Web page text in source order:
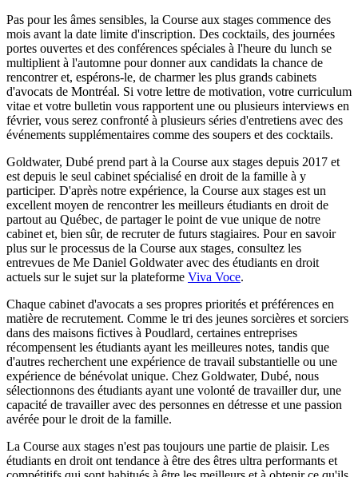
Pas pour les âmes sensibles, la Course aux stages commence des
mois avant la date limite d'inscription. Des cocktails, des journées
portes ouvertes et des conférences spéciales à l'heure du lunch se
multiplient à l'automne pour donner aux candidats la chance de
rencontrer et, espérons-le, de charmer les plus grands cabinets
d'avocats de Montréal. Si votre lettre de motivation, votre curriculum
vitae et votre bulletin vous rapportent une ou plusieurs interviews en
février, vous serez confronté à plusieurs séries d'entretiens avec des
événements supplémentaires comme des soupers et des cocktails.
Goldwater, Dubé prend part à la Course aux stages depuis 2017 et
est depuis le seul cabinet spécialisé en droit de la famille à y
participer. D'après notre expérience, la Course aux stages est un
excellent moyen de rencontrer les meilleurs étudiants en droit de
partout au Québec, de partager le point de vue unique de notre
cabinet et, bien sûr, de recruter de futurs stagiaires. Pour en savoir
plus sur le processus de la Course aux stages, consultez les
entrevues de Me Daniel Goldwater avec des étudiants en droit
actuels sur le sujet sur la plateforme Viva Voce.
Chaque cabinet d'avocats a ses propres priorités et préférences en
matière de recrutement. Comme le tri des jeunes sorcières et sorciers
dans des maisons fictives à Poudlard, certaines entreprises
récompensent les étudiants ayant les meilleures notes, tandis que
d'autres recherchent une expérience de travail substantielle ou une
expérience de bénévolat unique. Chez Goldwater, Dubé, nous
sélectionnons des étudiants ayant une volonté de travailler dur, une
capacité de travailler avec des personnes en détresse et une passion
avérée pour le droit de la famille.
La Course aux stages n'est pas toujours une partie de plaisir. Les
étudiants en droit ont tendance à être des êtres ultra performants et